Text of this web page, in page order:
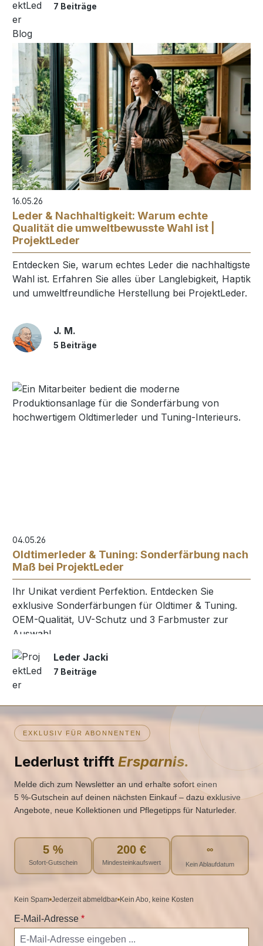
7 Beiträge
16.05.26
Leder & Nachhaltigkeit: Warum echte
Qualität die umweltbewusste Wahl ist |
ProjektLeder
Entdecken Sie, warum echtes Leder die nachhaltigste
Wahl ist. Erfahren Sie alles über Langlebigkeit, Haptik
und umweltfreundliche Herstellung bei ProjektLeder.
J. M.
5 Beiträge
04.05.26
Oldtimerleder & Tuning: Sonderfärbung nach
Maß bei ProjektLeder
Ihr Unikat verdient Perfektion. Entdecken Sie
exklusive Sonderfärbungen für Oldtimer & Tuning.
OEM-Qualität, UV-Schutz und 3 Farbmuster zur
Auswahl.
Leder Jacki
7 Beiträge
EXKLUSIV FÜR ABONNENTEN
Lederlust trifft Ersparnis.
Melde dich zum Newsletter an und erhalte sofort einen
5 %‑Gutschein auf deinen nächsten Einkauf – dazu exklusive
Angebote, neue Kollektionen und Pflegetipps für Naturleder.
5 %
Sofort-Gutschein
200 €
Mindesteinkaufswert
∞
Kein Ablaufdatum
Kein Spam Jederzeit abmeldbar Kein Abo, keine Kosten
E-Mail-Adresse *